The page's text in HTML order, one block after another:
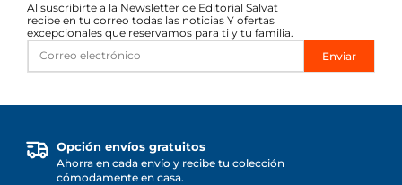
Al suscribirte a la Newsletter de Editorial Salvat
recibe en tu correo todas las noticias Y ofertas
excepcionales que reservamos para ti y tu familia.
Enviar
Opción envíos gratuitos
Ahorra en cada envío y recibe tu colección
cómodamente en casa.